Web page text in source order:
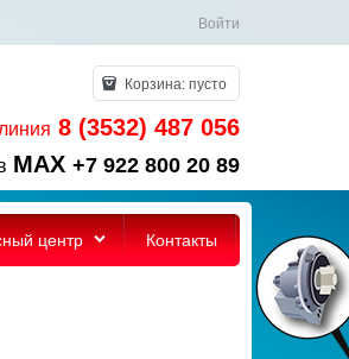
Войти
Корзина:пусто
8 (3532) 487 056
MAX +7 922 800 20 89
центр Контакты